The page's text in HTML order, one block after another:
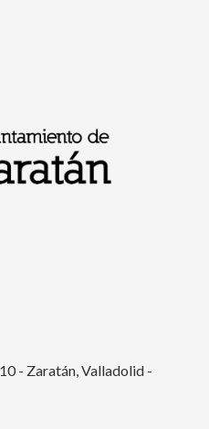
- Zaratán, Valladolid -